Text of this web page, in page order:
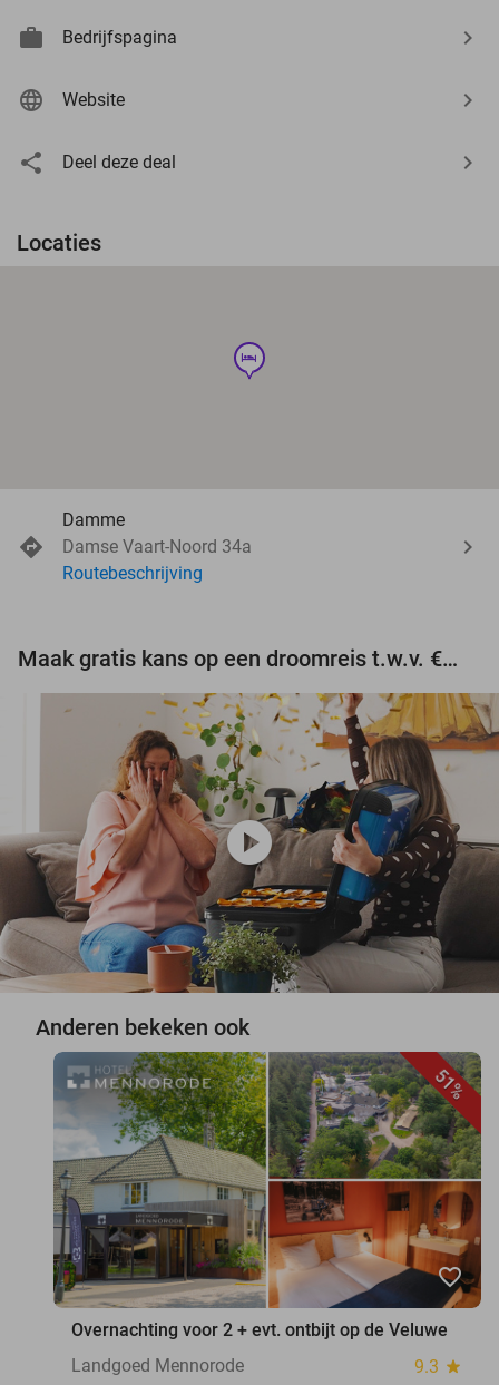
Bedrijfspagina
Website
Deel deze deal
Locaties
hotel
Damme
Damse Vaart-Noord 34a
Routebeschrijving
Maak gratis kans op een droomreis t.w.v. €3.000!
play_circle
Anderen bekeken ook
51%
favorite_border
Overnachting voor 2 + evt. ontbijt op de Veluwe
Landgoed Mennorode
9.3 star